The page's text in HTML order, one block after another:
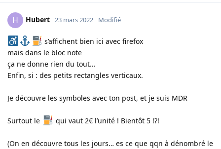
H Hubert 23 mars 2022 Modifié
s’affichent bien ici avec firefox
mais dans le bloc note
ça ne donne rien du tout…
Enfin, si : des petits rectangles verticaux.
Je découvre les symboles avec ton post, et je suis MDR
Surtout le qui vaut 2€ l’unité ! Bientôt 5 !?!
(On en découvre tous les jours… es ce que qqn à dénombré le